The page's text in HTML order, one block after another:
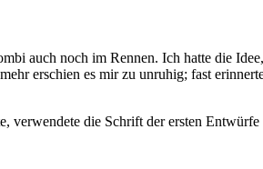
auch noch im Rennen. Ich hatte die
erschien es mir zu unruhig; fast
verwendete die Schrift der ersten